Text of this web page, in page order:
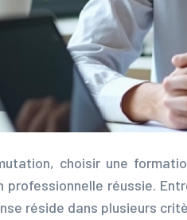
choisir une
réussie.
réside dans plusieurs